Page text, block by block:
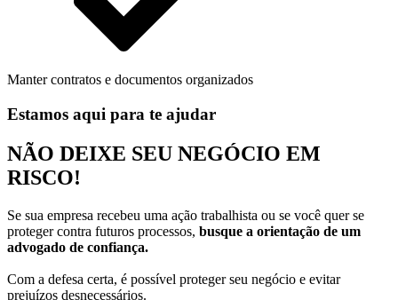
Manter contratos e documentos organizados
Estamos aqui para te ajudar
NÃO DEIXE SEU NEGÓCIO EM
RISCO!
Se sua empresa recebeu uma ação trabalhista ou se você quer se
proteger contra futuros processos, busque a orientação de um
advogado de confiança.
Com a defesa certa, é possível proteger seu negócio e evitar
prejuízos desnecessários.